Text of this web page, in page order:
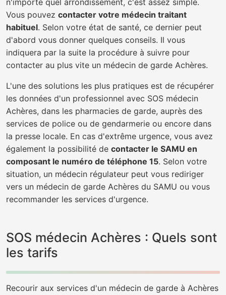
n'importe quel arrondissement, c'est assez simple.
Vous pouvez contacter votre médecin traitant
habituel. Selon votre état de santé, ce dernier peut
d'abord vous donner quelques conseils. Il vous
indiquera par la suite la procédure à suivre pour
contacter au plus vite un médecin de garde Achères.
L'une des solutions les plus pratiques est de récupérer
les données d'un professionnel avec SOS médecin
Achères, dans les pharmacies de garde, auprès des
services de police ou de gendarmerie ou encore dans
la presse locale. En cas d'extrême urgence, vous avez
également la possibilité de contacter le SAMU en
composant le numéro de téléphone 15. Selon votre
situation, un médecin régulateur peut vous rediriger
vers un médecin de garde Achères du SAMU ou vous
recommander les services d'urgence.
SOS médecin Achères : Quels sont
les tarifs
Recourir aux services d'un médecin de garde à Achères